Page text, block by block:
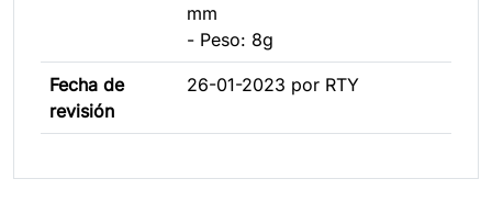
mm
- Peso: 8g
Fecha de
revisión
26-01-2023 por RTY